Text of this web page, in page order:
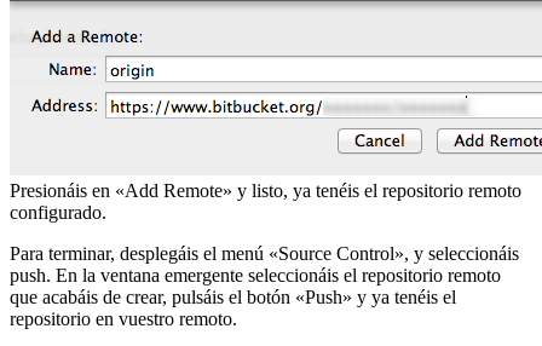
Presionáis en «Add Remote» y listo, ya tenéis el repositorio remoto
configurado.
Para terminar, desplegáis el menú «Source Control», y seleccionáis
push. En la ventana emergente seleccionáis el repositorio remoto
que acabáis de crear, pulsáis el botón «Push» y ya tenéis el
repositorio en vuestro remoto.